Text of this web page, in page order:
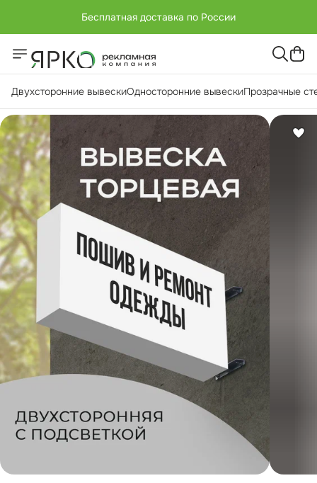
Бесплатная доставка по России
Бесплатная доставка по России
Двухсторонние вывескиОдносторонние вывескиПрозрачные